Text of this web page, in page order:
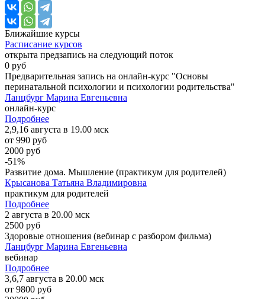
Ближайшие курсы
Расписание курсов
открыта предзапись на следующий поток
0 руб
Предварительная запись на онлайн-курс "Основы
перинатальной психологии и психологии родительства"
Ланцбург Марина Евгеньевна
онлайн-курс
Подробнее
2,9,16 августа в 19.00 мск
от 990 руб
2000 руб
-51%
Развитие дома. Мышление (практикум для родителей)
Крысанова Татьяна Владимировна
практикум для родителей
Подробнее
2 августа в 20.00 мск
2500 руб
Здоровые отношения (вебинар с разбором фильма)
Ланцбург Марина Евгеньевна
вебинар
Подробнее
3,6,7 августа в 20.00 мск
от 9800 руб